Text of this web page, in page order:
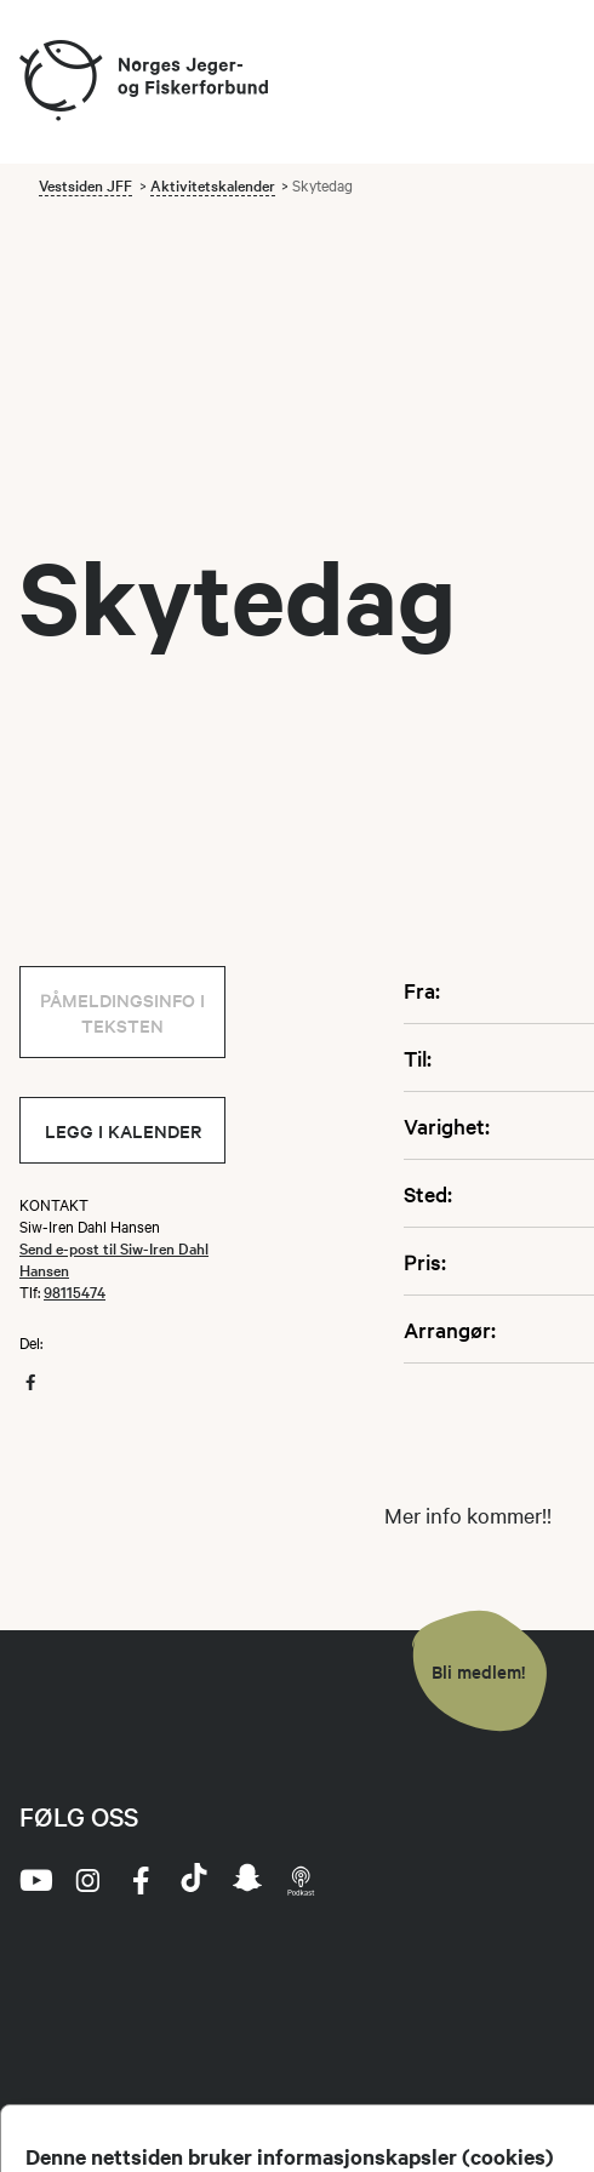
Denne nettsiden bruker informasjonskapsler (cookies)
Vestsiden JFF Aktivitetskalender Skytedag
Skytedag
Fra:
Til:
Varighet:
Sted:
Pris:
Arrangør:
PÅMELDINGSINFO I
TEKSTEN
LEGG I KALENDER
KONTAKT
Siw-Iren Dahl Hansen
Send e-post til Siw-Iren Dahl
Hansen
Tlf:98115474
Del:
Mer info kommer!!
Bli medlem!
FØLG OSS